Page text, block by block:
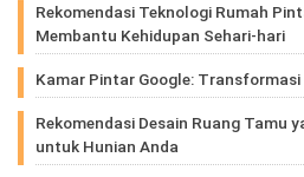
Rekomendasi Teknologi Rumah
Membantu Kehidupan Sehari-hari
Kamar Pintar Google:
Rekomendasi Desain Ruang Tamu
untuk Hunian Anda